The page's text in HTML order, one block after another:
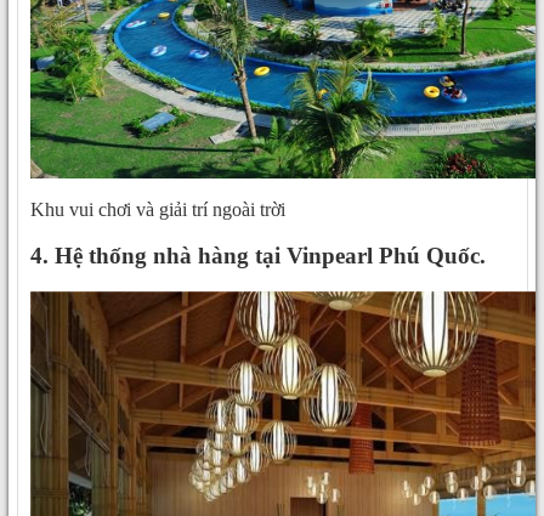
Khu vui chơi và giải trí ngoài trời
4. Hệ thống nhà hàng tại Vinpearl Phú Quốc.